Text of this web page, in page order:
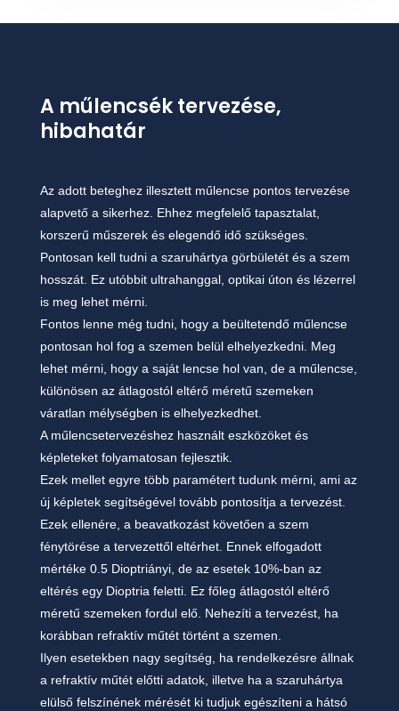
A műlencsék tervezése,
hibahatár
Az adott beteghez illesztett műlencse pontos tervezése
alapvető a sikerhez. Ehhez megfelelő tapasztalat,
korszerű műszerek és elegendő idő szükséges.
Pontosan kell tudni a szaruhártya görbületét és a szem
hosszát. Ez utóbbit ultrahanggal, optikai úton és lézerrel
is meg lehet mérni.
Fontos lenne még tudni, hogy a beültetendő műlencse
pontosan hol fog a szemen belül elhelyezkedni. Meg
lehet mérni, hogy a saját lencse hol van, de a műlencse,
különösen az átlagostól eltérő méretű szemeken
váratlan mélységben is elhelyezkedhet.
A műlencsetervezéshez használt eszközöket és
képleteket folyamatosan fejlesztik.
Ezek mellet egyre több paramétert tudunk mérni, ami az
új képletek segítségével tovább pontosítja a tervezést.
Ezek ellenére, a beavatkozást követően a szem
fénytörése a tervezettől eltérhet. Ennek elfogadott
mértéke 0.5 Dioptriányi, de az esetek 10%-ban az
eltérés egy Dioptria feletti. Ez főleg átlagostól eltérő
méretű szemeken fordul elő. Nehezíti a tervezést, ha
korábban refraktív műtét történt a szemen.
Ilyen esetekben nagy segítség, ha rendelkezésre állnak
a refraktív műtét előtti adatok, illetve ha a szaruhártya
elülső felszínének mérését ki tudjuk egészíteni a hátsó